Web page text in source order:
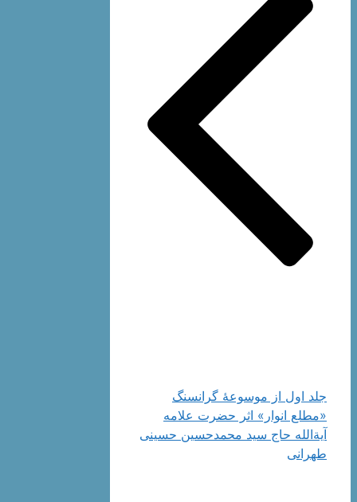
جلد اول از موسوعۀ گرانسنگ
«مطلع انوار» اثر حضرت علامه
آیة‌الله حاج سید محمدحسین حسینی
طهرانی